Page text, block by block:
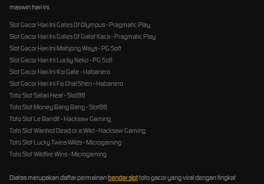
maxwin hari ini.
Slot Gacor Hari Ini Gates Of Olympus - Pragmatic Play
Slot Gacor Hari Ini Gates Of Gatot Kaca - Pragmatic Play
Slot Gacor Hari Ini Mahjong Ways - PG Soft
Slot Gacor Hari Ini Lucky Neko - PG Soft
Slot Gacor Hari Ini Koi Gate - Habanero
Slot Gacor Hari Ini Fa Chai Shen - Habanero
Toto Slot Safari Heat - Slot88
Toto Slot Money Bang Bang - Slot88
Toto Slot Le Bandit - Hacksaw Gaming
Toto Slot Wanted Dead or a Wild - Hacksaw Gaming
Toto Slot Lucky Twins Wilds - Microgaming
Toto Slot Wildfire Wins - Microgaming
Diatas merupakan daftar permainanbandar slottoto gacor yang viral dengan tingkat